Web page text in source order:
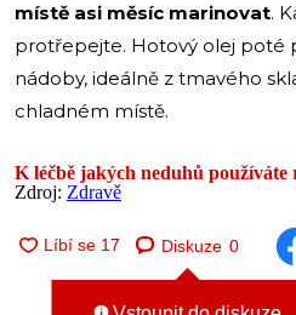
místě asi měsíc marinovat.
protřepejte. Hotový olej poté
nádoby, ideálně z tmavého
chladném místě.
K léčbě jakých neduhů používáte
Zdroj: Zdravě
Diskuze 0